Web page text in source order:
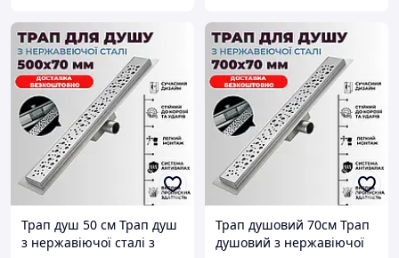
Трап душ 50 см Трап душ
з нержавіючої сталі з
Трап душовий 70см Трап
душовий з нержавіючої